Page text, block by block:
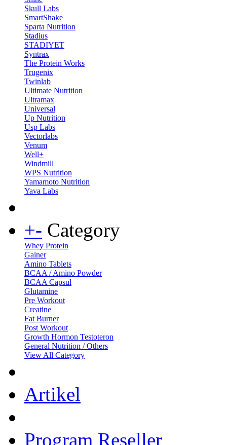
Skull Labs
SmartShake
Sparta Nutrition
Stadius
STADIYET
Syntrax
The Protein Works
Trugenix
Twinlab
Ultimate Nutrition
Ultramax
Universal
Up Nutrition
Usp Labs
Vectorlabs
Venum
Well+
Windmill
WPS Nutrition
Yamamoto Nutrition
Yava Labs
+- Category
Whey Protein
Gainer
Amino Tablets
BCAA / Amino Powder
BCAA Capsul
Glutamine
Pre Workout
Creatine
Fat Burner
Post Workout
Growth Hormon Testoteron
General Nutrition / Others
View All Category
Artikel
Program Reseller